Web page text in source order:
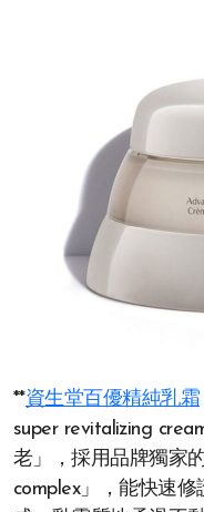
**資生堂百優精純乳霜
super revitalizing
老」，採用品牌獨家
complex」，能快速